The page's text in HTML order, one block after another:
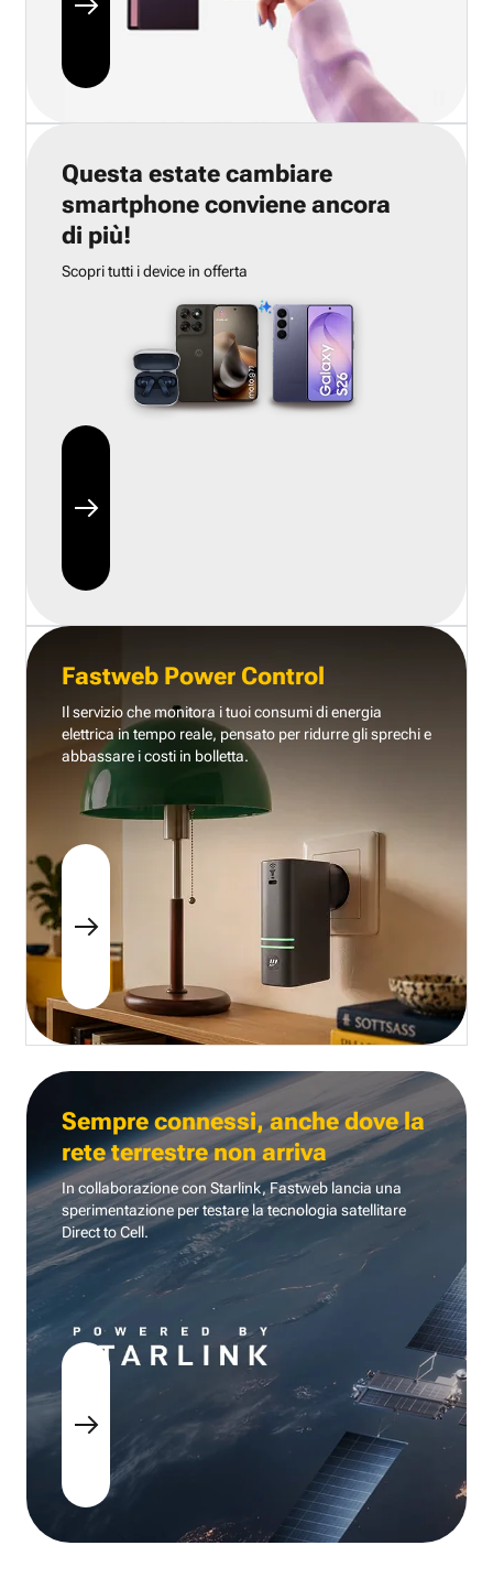
Questa estate cambiare
smartphone conviene ancora
di più!
Scopri tutti i device in offerta
Fastweb Power Control
Il servizio che monitora i tuoi consumi di energia
elettrica in tempo reale, pensato per ridurre gli sprechi e
abbassare i costi in bolletta.
Sempre connessi, anche dove la
rete terrestre non arriva
In collaborazione con Starlink, Fastweb lancia una
sperimentazione per testare la tecnologia satellitare
Direct to Cell.